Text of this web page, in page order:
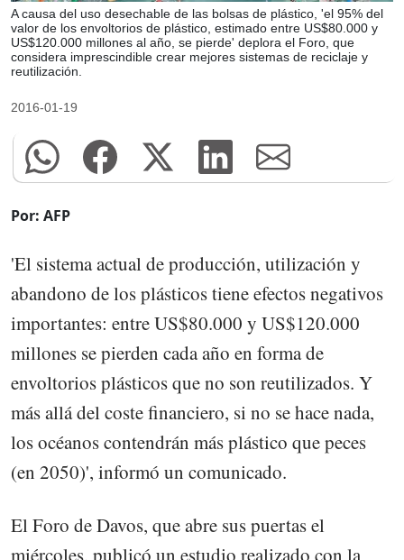
A causa del uso desechable de las bolsas de plástico, 'el 95% del
valor de los envoltorios de plástico, estimado entre US$80.000 y
US$120.000 millones al año, se pierde' deplora el Foro, que
considera imprescindible crear mejores sistemas de reciclaje y
reutilización.
2016-01-19
Por: AFP
'El sistema actual de producción, utilización y
abandono de los plásticos tiene efectos negativos
importantes: entre US$80.000 y US$120.000
millones se pierden cada año en forma de
envoltorios plásticos que no son reutilizados. Y
más allá del coste financiero, si no se hace nada,
los océanos contendrán más plástico que peces
(en 2050)', informó un comunicado.
El Foro de Davos, que abre sus puertas el
miércoles, publicó un estudio realizado con la